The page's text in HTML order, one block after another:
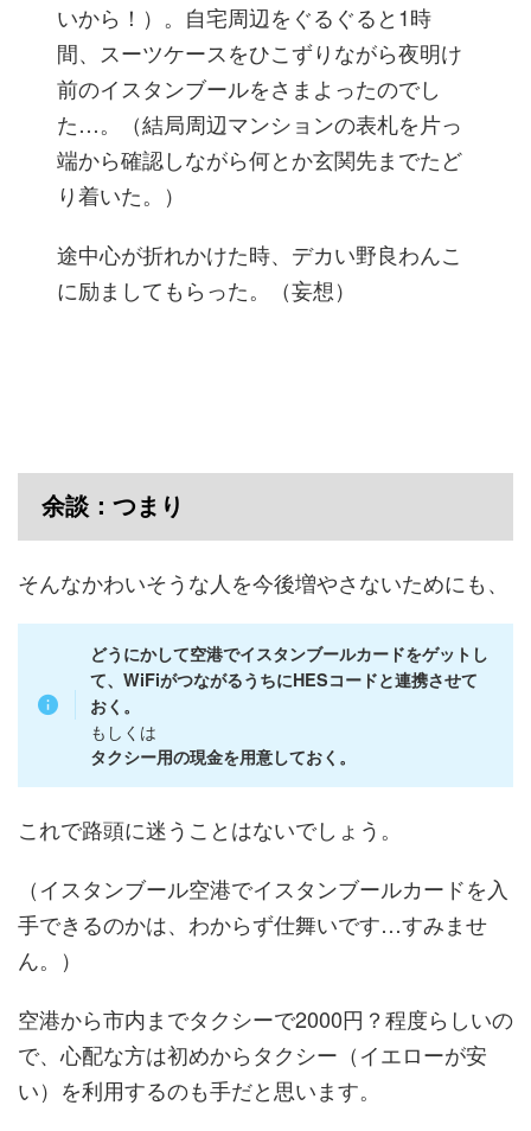
いから！）。自宅周辺をぐるぐると1時
間、スーツケースをひこずりながら夜明け
前のイスタンブールをさまよったのでし
た…。（結局周辺マンションの表札を片っ
端から確認しながら何とか玄関先までたど
り着いた。）
途中心が折れかけた時、デカい野良わんこ
に励ましてもらった。（妄想）
余談：つまり
そんなかわいそうな人を今後増やさないためにも、
どうにかして空港でイスタンブールカードをゲットし
て、WiFiがつながるうちにHESコードと連携させて
おく。
もしくは
タクシー用の現金を用意しておく。
これで路頭に迷うことはないでしょう。
（イスタンブール空港でイスタンブールカードを入
手できるのかは、わからず仕舞いです…すみませ
ん。）
空港から市内までタクシーで2000円？程度らしいの
で、心配な方は初めからタクシー（イエローが安
い）を利用するのも手だと思います。